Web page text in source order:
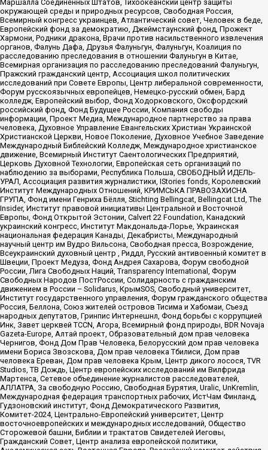
Маршалла Соединенных Штатов, Тихоокеанский центр защиты
окружающей среды и природных ресурсов, Свободная Россия,
Всемирный конгресс украинцев, Атлантический совет, Человек в беде,
Европейский фонд за демократию, Джеймстаунский фонд, Прожект
Хармони, Родники дракона, Врачи против насильственного извлечения
органов, Фалунь Дафа, Друзья Фалуньгун, Фалуньгун, Коалиция по
расследованию преследования в отношении Фалуньгун в Китае,
Всемирная организация по расследованию преследований Фалуньгун,
Пражский гражданский центр, Ассоциация школ политических
исследований при Совете Европы, Центр либеральной современности,
Форум русскоязычных европейцев, Немецко-русский обмен, Бард
колледж, Европейский выбор, Фонд Ходорковского, Оксфордский
российский фонд, Фонд Будущее России, Компания свободы
информации, Проект Медиа, Международное партнерство за права
человека, Духовное Управление Евангельских Христиан Украинской
Христианской Церкви, Новое Поколение, Духовное Учебное Заведение
Международный Библейский Колледж, Международное христианское
движение, Всемирный Институт Саентологических Предприятий,
Церковь Духовной Технологии, Европейская сеть организаций по
наблюдению за выборами, Республика Польша, СВОБОДНЫЙ ИДЕЛЬ-
УРАЛ, Ассоциация развития журналистики, IStories fonds, Королевский
Институт Международных Отношений, КРИМСЬКА ПРАВОЗАХИСНА
ГРУПА, Фонд имени Генриха Бёлля, Stichting Bellingcat, Bellingcat Ltd, The
Insider, Институт правовой инициативы Центральной и Восточной
Европы, Фонд Открытой Эстонии, Calvert 22 Foundation, Канадский
украинский конгресс, Институт Макдональда-Лорье, Украинская
национальная федерация Канады, Декабристы, Международный
научный центр им Вудро Вильсона, Свободная пресса, Возрождение,
Всеукраинский духовный центр , Риддл, Русский антивоенный комитет в
Швеции, Проект Медуза, Фонд Андрея Сахарова, Форум свободной
России, Лига Свободных Наций, Transparеncy International, Форум
Свободных Народов ПостРоссии, Солидарность с гражданским
движением в России – Solidarus, КрымSOS, Свободный университет,
Институт государственного управления, Форум гражданского общества
Россия, Беллона, Союз жителей островов Тисима и Хабомаи, Съезд
народных депутатов, Гринпис Интернешнл, Фонд борьбы с коррупцией
Инк, Завет церквей TCCN, Агора, Всемирный фонд природы, BDR Novaja
Gazeta-Europe, Алтай проект, Образовательный дом прав человека
Чернигов, Фонд Дом Прав Человека, Белорусский дом прав человека
имени Бориса Звозскова, Дом прав человека Тбилиси, Дом прав
человека Ереван, Дом прав человека Крым, Центр дикого лосося, TVR
Studios, ТВ Дождь, Центр европейских исследований им Вилфрида
Мартенса, Сетевое объединение журналистов расследователей,
АЛЛАТРА, За свободную Россию, Свободная Бурятия, Uralic, UnKremlin,
Международная федерация транспортных рабочих, ИстЧам Финланд,
Гудзоновский институт, Фонд Демократического Развития,
Комитет-2024, Центрально-Европейский университет, Центр
восточноевропейских и международных исследований, Общество
Сторожевой башни, Библии и трактатов Свидетелей Иеговы,
Гражданский Совет, Центр анализа европейской политики,